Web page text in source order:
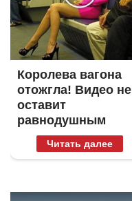
Королева вагона
отожгла! Видео не
оставит
равнодушным
Читать далее